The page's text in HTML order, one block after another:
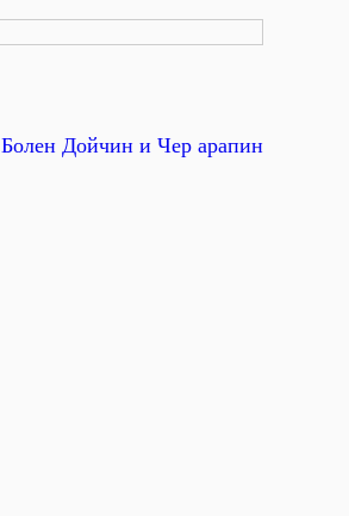
Болен Дойчин и Чер арапин